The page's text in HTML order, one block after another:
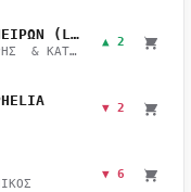
ΤΟ ΒΑΛΣ ΤΩΝ ΟΝΕΙΡΩΝ (LIVE)
ΜΠΑΚΟΥΛΗΣ ΔΗΜΗΤΡΗΣ & ΚΑΤΣΙΜΙΧΑ ΜΑΡΙΑΝΑ
▲ 2
▼ 2
▼ 6